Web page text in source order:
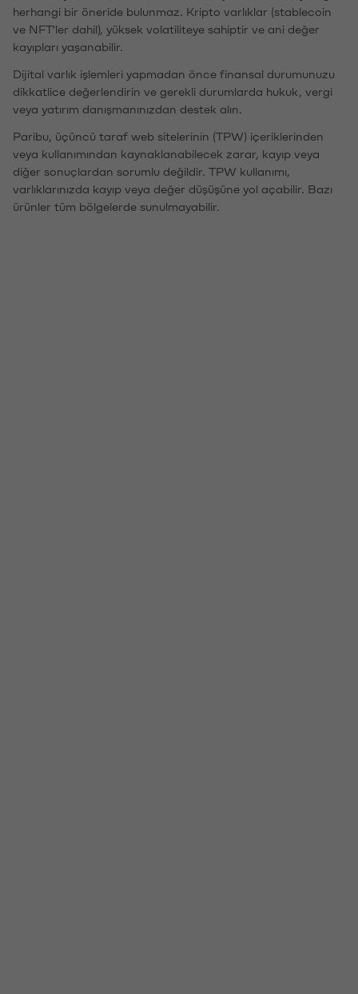
herhangi bir öneride bulunmaz. Kripto varlıklar (stablecoin
ve NFT'ler dahil), yüksek volatiliteye sahiptir ve ani değer
kayıpları yaşanabilir.
Dijital varlık işlemleri yapmadan önce finansal durumunuzu
dikkatlice değerlendirin ve gerekli durumlarda hukuk, vergi
veya yatırım danışmanınızdan destek alın.
Paribu, üçüncü taraf web sitelerinin (TPW) içeriklerinden
veya kullanımından kaynaklanabilecek zarar, kayıp veya
diğer sonuçlardan sorumlu değildir. TPW kullanımı,
varlıklarınızda kayıp veya değer düşüşüne yol açabilir. Bazı
ürünler tüm bölgelerde sunulmayabilir.